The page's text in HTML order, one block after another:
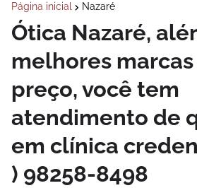
Página inicial Nazaré
Ótica Nazaré,
melhores
preço, você tem
atendimento de
em clínica
) 98258-8498